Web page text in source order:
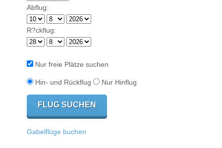
Abflug:
R?ckflug:
Nur freie Plätze suchen
Hin- und Rückflug Nur Hinflug
Gabelflüge buchen